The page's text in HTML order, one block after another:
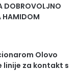
DOBROVOLJNO
HAMIDOM
Olovo
linije za kontakt s